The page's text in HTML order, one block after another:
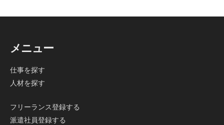
メニュー
仕事を探す
人材を探す
フリーランス登録する
派遣社員登録する